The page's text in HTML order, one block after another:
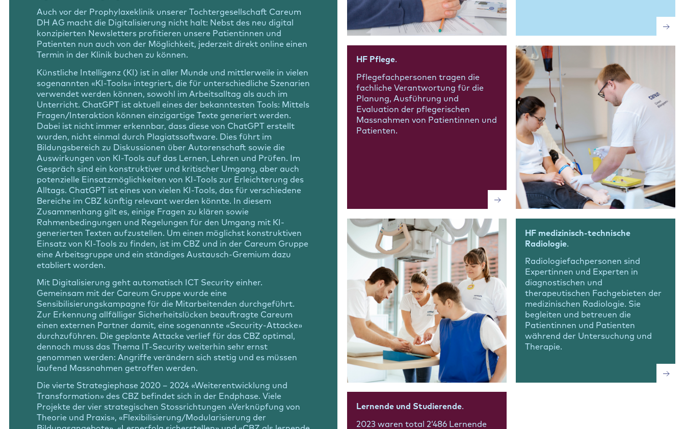
Auch vor der Prophylaxeklinik unserer Tochtergesellschaft Careum
DH AG macht die Digitalisierung nicht halt: Nebst des neu digital
konzipierten Newsletters profitieren unsere Patientinnen und
Patienten nun auch von der Möglichkeit, jederzeit direkt online einen
Termin in der Klinik buchen zu können.
Künstliche Intelligenz (KI) ist in aller Munde und mittlerweile in vielen
sogenannten «KI-Tools» integriert, die für unterschiedliche Szenarien
verwendet werden können, sowohl im Arbeitsalltag als auch im
Unterricht. ChatGPT ist aktuell eines der bekanntesten Tools: Mittels
Fragen/Interaktion können einzigartige Texte generiert werden.
Dabei ist nicht immer erkennbar, dass diese von ChatGPT erstellt
wurden, nicht einmal durch Plagiatssoftware. Dies führt im
Bildungsbereich zu Diskussionen über Autorenschaft sowie die
Auswirkungen von KI-Tools auf das Lernen, Lehren und Prüfen. Im
Gespräch sind ein konstruktiver und kritischer Umgang, aber auch
potenzielle Einsatzmöglichkeiten von KI-Tools zur Erleichterung des
Alltags. ChatGPT ist eines von vielen KI-Tools, das für verschiedene
Bereiche im CBZ künftig relevant werden könnte. In diesem
Zusammenhang gilt es, einige Fragen zu klären sowie
Rahmenbedingungen und Regelungen für den Umgang mit KI-
generierten Texten aufzustellen. Um einen möglichst konstruktiven
Einsatz von KI-Tools zu finden, ist im CBZ und in der Careum Gruppe
eine Arbeitsgruppe und ein ständiges Austausch-Gremium dazu
etabliert worden.
Mit Digitalisierung geht automatisch ICT Security einher.
Gemeinsam mit der Careum Gruppe wurde eine
Sensibilisierungskampagne für die Mitarbeitenden durchgeführt.
Zur Erkennung allfälliger Sicherheitslücken beauftragte Careum
einen externen Partner damit, eine sogenannte «Security-Attacke»
durchzuführen. Die geplante Attacke verlief für das CBZ optimal,
dennoch muss das Thema IT-Security weiterhin sehr ernst
genommen werden: Angriffe verändern sich stetig und es müssen
laufend Massnahmen getroffen werden.
Die vierte Strategiephase 2020 – 2024 «Weiterentwicklung und
Transformation» des CBZ befindet sich in der Endphase. Viele
Projekte der vier strategischen Stossrichtungen «Verknüpfung von
Theorie und Praxis», «Flexibilisierung/Modularisierung der
HF Pflege.
Pflegefachpersonen tragen die
fachliche Verantwortung für die
Planung, Ausführung und
Evaluation der pflegerischen
Massnahmen von Patientinnen und
Patienten.
HF medizinisch-technische
Radiologie.
Radiologiefachpersonen sind
Expertinnen und Experten in
diagnostischen und
therapeutischen Fachgebieten der
medizinischen Radiologie. Sie
begleiten und betreuen die
Patientinnen und Patienten
während der Untersuchung und
Therapie.
Lernende und Studierende.
2023 waren total 2’486 Lernende